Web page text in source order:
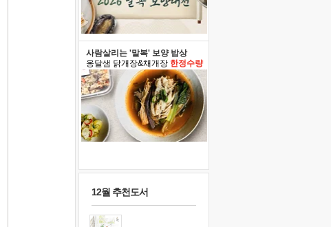
사람살리는 '말복' 보양 밥상
옹달샘 닭개장&채개장 한정수량
12월 추천도서